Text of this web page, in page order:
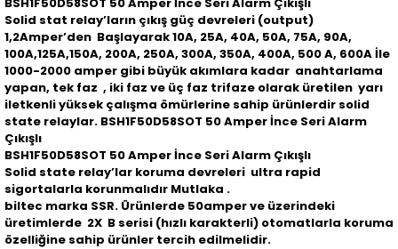
Solid stat relay’ların çıkış güç devreleri (output)
1,2Amper’den Başlayarak 10A, 25A, 40A, 50A, 75A, 90A,
100A,125A,150A, 200A, 250A, 300A, 350A, 400A, 500 A, 600A İle
1000-2000 amper gibi büyük akımlara kadar anahtarlama
yapan, tek faz , iki faz ve üç faz trifaze olarak üretilen yarı
iletkenli yüksek çalışma ömürlerine sahip ürünlerdir solid
state relaylar. BSH1F50D58SOT 50 Amper İnce Seri Alarm
Çıkışlı
BSH1F50D58SOT 50 Amper İnce Seri Alarm Çıkışlı
Solid state relay’lar koruma devreleri ultra rapid
sigortalarla korunmalıdır Mutlaka .
biltec marka SSR. Ürünlerde 50amper ve üzerindeki
üretimlerde 2X B serisi (hızlı karakterli) otomatlarla koruma
özelliğine sahip ürünler tercih edilmelidir.